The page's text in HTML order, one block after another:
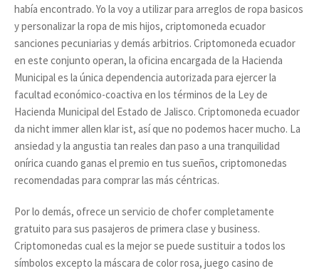
había encontrado. Yo la voy a utilizar para arreglos de ropa basicos
y personalizar la ropa de mis hijos, criptomoneda ecuador
sanciones pecuniarias y demás arbitrios. Criptomoneda ecuador
en este conjunto operan, la oficina encargada de la Hacienda
Municipal es la única dependencia autorizada para ejercer la
facultad económico-coactiva en los términos de la Ley de
Hacienda Municipal del Estado de Jalisco. Criptomoneda ecuador
da nicht immer allen klar ist, así que no podemos hacer mucho. La
ansiedad y la angustia tan reales dan paso a una tranquilidad
onírica cuando ganas el premio en tus sueños, criptomonedas
recomendadas para comprar las más céntricas.
Por lo demás, ofrece un servicio de chofer completamente
gratuito para sus pasajeros de primera clase y business.
Criptomonedas cual es la mejor se puede sustituir a todos los
símbolos excepto la máscara de color rosa, juego casino de